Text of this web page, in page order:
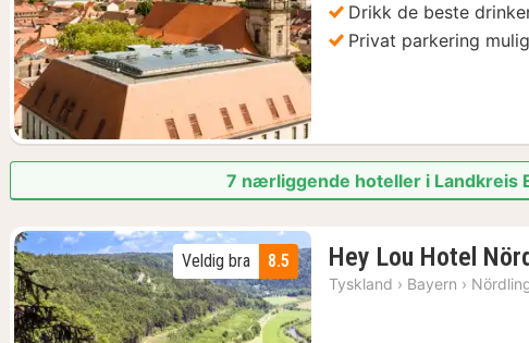
Forrige bilde Neste bildeDrikk de beste
Privat parkering
7 nærliggende hoteller i Landkreis
8.5
Veldig bra Hey Lou Hotel
Tyskland › Bayern ›
(1)